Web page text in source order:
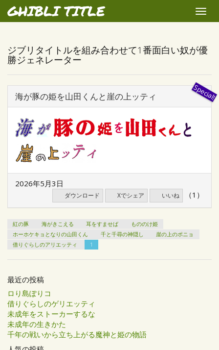
GHIBLI TITLE
Toggle
ジブリタイトルを組み合わせて1番面白い奴が優
勝ジェネレーター
海が豚の姫を山田くんと崖の上ッティ
2026年5月3日
ダウンロード Xでシェア いいね （1）
紅の豚 海がきこえる 耳をすませば
もののけ姫
ホーホケキョとなりの山田くん
千と千尋の神隠し
崖の上のポニョ
借りぐらしのアリエッティ
1
最近の投稿
ロり島ぽりコ
借りぐらしのゲリエッティ
未成年をストーカーするな
未成年の生きかた
千年の戦いから立ち上がる魔神と姫の物語